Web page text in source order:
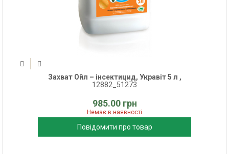
Захват Ойл – інсектицид, Укравіт 5 л ,
12882_51273
985.00 грн
Немає в наявності
Повідомити про товар